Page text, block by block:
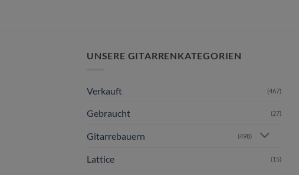
UNSERE GITARRENKATEGORIEN
Verkauft (467)
Gebraucht (27)
Gitarrebauern (498)
Lattice (15)